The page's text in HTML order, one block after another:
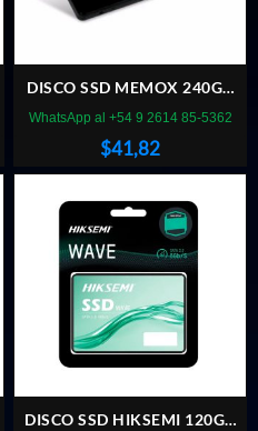
DISCO SSD MEMOX 240GB
SATA
$41,82
WhatsApp al +54 9 2614 85-5362
DISCO SSD HIKSEMI 120GB